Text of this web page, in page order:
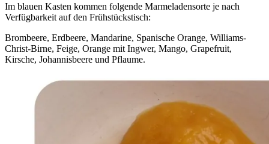
Im blauen Kasten kommen folgende Marmeladensorte je nach
Verfügbarkeit auf den Frühstückstisch:
Brombeere, Erdbeere, Mandarine, Spanische Orange, Williams-
Christ-Birne, Feige, Orange mit Ingwer, Mango, Grapefruit,
Kirsche, Johannisbeere und Pflaume.